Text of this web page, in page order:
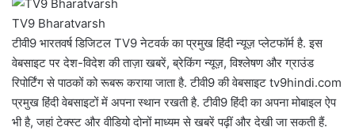
TV9 Bharatvarsh
टीवी9 भारतवर्ष डिजिटल TV9 नेटवर्क का प्रमुख हिंदी न्यूज़ प्लेटफॉर्म है. इस
वेबसाइट पर देश-विदेश की ताज़ा खबरें, ब्रेकिंग न्यूज़, विश्लेषण और ग्राउंड
रिपोर्टिंग से पाठकों को रूबरू कराया जाता है. टीवी9 की वेबसाइट tv9hindi.com
प्रमुख हिंदी वेबसाइटों में अपना स्थान रखती है. टीवी9 हिंदी का अपना मोबाइल ऐप
भी है, जहां टेक्स्ट और वीडियो दोनों माध्यम से खबरें पढ़ीं और देखी जा सकती हैं.